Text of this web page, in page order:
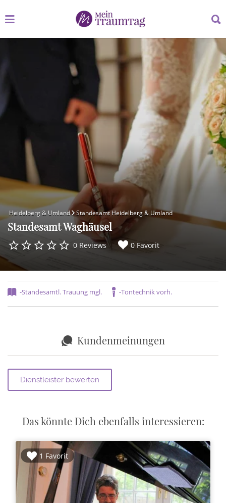
nach:
nach:
Heidelberg & Umland Standesamt Heidelberg & Umland
Standesamt Waghäusel
0 Reviews 0 Favorit
-Standesamtl. Trauung mgl. -Tontechnik vorh.
Kundenmeinungen
Das könnte Dich ebenfalls interessieren:
1 Favorit